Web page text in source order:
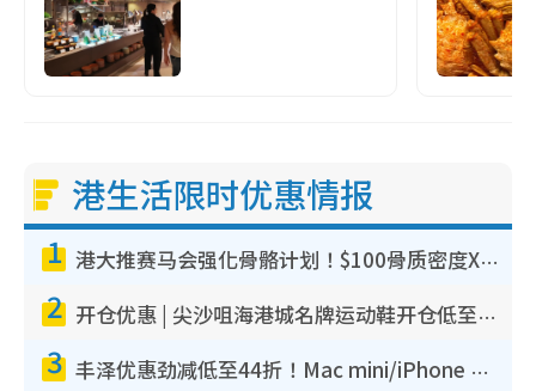
港生活限时优惠情报
1 港大推赛马会强化骨骼计划！$100骨质密度X光检查 完成免费运动训练送超市礼券！附参加资格
2 开仓优惠 | 尖沙咀海港城名牌运动鞋开仓低至1折！On鞋$899起/Joy&Peace鞋履$98起
3 丰泽优惠劲减低至44折！Mac mini/iPhone 17 Pro大减价！厨房家电$220起